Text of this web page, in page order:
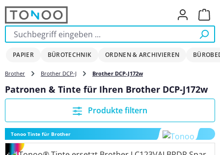
Zum Hauptinhalt springen
PAPIER BÜROTECHNIK ORDNEN & ARCHIVIEREN
Brother Brother DCP-J Brother DCP-J172w
Patronen & Tinte für Ihren Brother DCP-J172w
Produkte filtern
Tonoo Tinte für Brother